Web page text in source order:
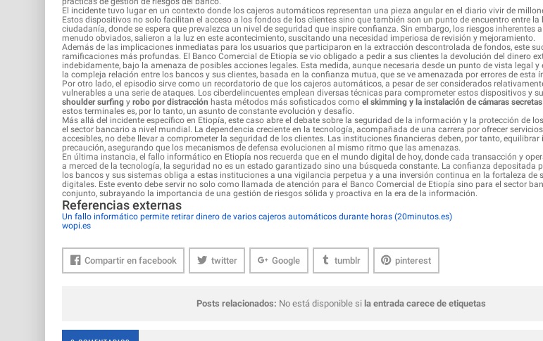
El incidente tuvo lugar en un contexto donde los cajeros automáticos representan una pieza angular en el diario vivir de
Estos dispositivos no solo facilitan el acceso a los fondos de los clientes sino que también son un punto de encuentro entre la
ciudadanía, donde se espera que prevalezca un nivel de seguridad que inspire confianza. Sin embargo, los riesgos inherentes
menudo obviados, salieron a la luz en este acontecimiento, suscitando una necesidad imperiosa de revisión y mejoramiento.
Además de las implicaciones inmediatas para los usuarios que participaron en la extracción descontrolada de fondos, este
ramificaciones más profundas. El Banco Comercial de Etiopía se vio obligado a pedir a sus clientes la devolución del dinero
indebidamente, bajo la amenaza de posibles acciones legales. Esta medida, aunque necesaria desde un punto de vista legal y
la compleja relación entre los bancos y sus clientes, basada en la confianza mutua, que se ve amenazada por errores de esta
Por otro lado, el episodio sirve como un recordatorio de que los cajeros automáticos, a pesar de ser considerados
vulnerables a una serie de ataques. Los ciberdelincuentes emplean diversas técnicas para comprometer estos dispositivos y
shoulder surfing y robo por distracción hasta métodos más sofisticados como el skimming y la instalación de cámaras secretas
estos terminales es, por lo tanto, un asunto de constante evolución y desafío.
Más allá del incidente específico en Etiopía, este caso abre el debate sobre la seguridad de la información y la protección de
el sector bancario a nivel mundial. La dependencia creciente en la tecnología, acompañada de una carrera por ofrecer
accesibles, no debe llevar a comprometer la seguridad de los clientes. Las instituciones financieras deben, por tanto, equilibrar
precaución, asegurando que los mecanismos de defensa evolucionen al mismo ritmo que las amenazas.
En última instancia, el fallo informático en Etiopía nos recuerda que en el mundo digital de hoy, donde cada transacción y
a merced de la tecnología, la seguridad no es un estado garantizado sino una búsqueda constante. La confianza depositada
los bancos y sus sistemas obliga a estas instituciones a una vigilancia perpetua y a una inversión continua en la fortaleza de
digitales. Este evento debe servir no solo como llamada de atención para el Banco Comercial de Etiopía sino para el sector
conjunto, subrayando la importancia de una gestión de riesgos sólida y proactiva en la era de la información.
Referencias externas
Un fallo informático permite retirar dinero de varios cajeros automáticos durante horas (20minutos.es)
wopi.es
Compartir en facebook twitter Google tumblr pinterest
Posts relacionados: No está disponible si la entrada carece de etiquetas